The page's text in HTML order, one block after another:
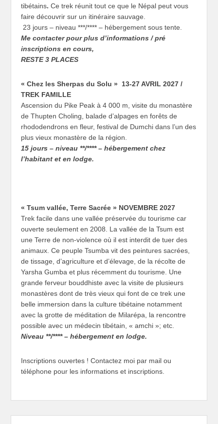
tibétains. Ce trek réunit tout ce que le Népal peut vous
faire découvrir sur un itinéraire sauvage.
23 jours – niveau ***/**** – hébergement sous tente.
Me contacter pour plus d’informations / pré
inscriptions en cours,
RESTE 3 PLACES
« Chez les Sherpas du Solu » 13-27 AVRIL 2027 /
TREK FAMILLE
Ascension du Pike Peak à 4 000 m, visite du monastère
de Thupten Choling, balade d’alpages en forêts de
rhododendrons en fleur, festival de Dumchi dans l’un des
plus vieux monastère de la région.
15 jours – niveau **/**** – hébergement chez
l’habitant et en lodge.
« Tsum vallée, Terre Sacrée » NOVEMBRE 2027
Trek facile dans une vallée préservée du tourisme car
ouverte seulement en 2008. La vallée de la Tsum est
une Terre de non-violence où il est interdit de tuer des
animaux. Ce peuple Tsumba vit des peintures sacrées,
de tissage, d’agriculture et d’élevage, de la récolte de
Yarsha Gumba et plus récemment du tourisme. Une
grande ferveur bouddhiste avec la visite de plusieurs
monastères dont de très vieux qui font de ce trek une
belle immersion dans la culture tibétaine notamment
avec la grotte de méditation de Milarépa, la rencontre
possible avec un médecin tibétain, « amchi »; etc.
Niveau **/**** – hébergement en lodge.
Inscriptions ouvertes ! Contactez moi par mail ou
téléphone pour les informations et inscriptions.